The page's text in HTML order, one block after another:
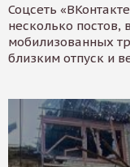
Соцсеть
несколько постов,
мобилизованных
близким отпуск и